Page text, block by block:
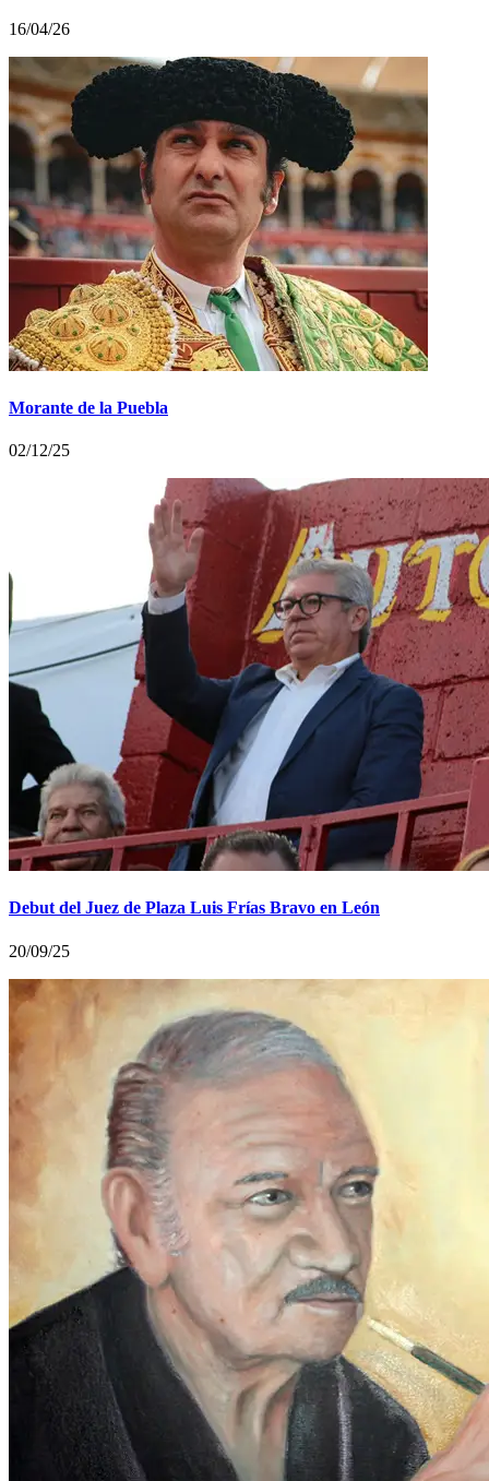
16/04/26
Morante de la Puebla
02/12/25
Debut del Juez de Plaza Luis Frías Bravo en León
20/09/25